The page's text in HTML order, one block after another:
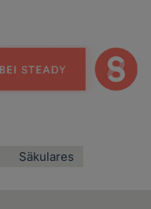
Säkulares